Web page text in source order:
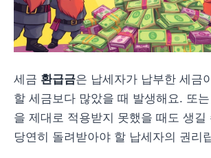
세금 환급금은 납세자가 납부한 세금
할 세금보다 많았을 때 발생해요. 또
을 제대로 적용받지 못했을 때도 생길
당연히 돌려받아야 할 납세자의 권리